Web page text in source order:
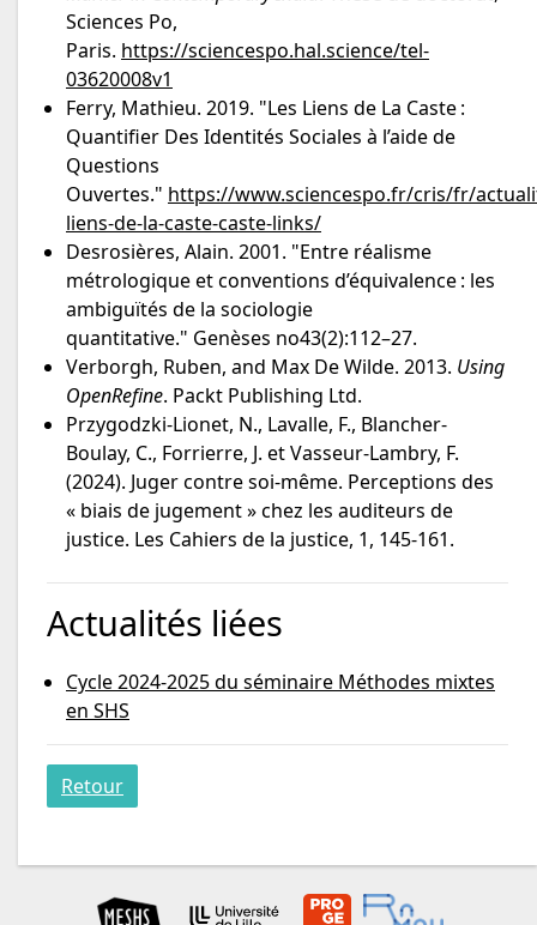
Sciences Po,
Paris. https://sciencespo.hal.science/tel-
03620008v1
Ferry, Mathieu. 2019. "Les Liens de La Caste :
Quantifier Des Identités Sociales à l’aide de
Questions
Ouvertes." https://www.sciencespo.fr/cris/fr/
liens-de-la-caste-caste-links/
Desrosières, Alain. 2001. "Entre réalisme
métrologique et conventions d’équivalence : les
ambiguïtés de la sociologie
quantitative." Genèses no43(2):112–27.
Verborgh, Ruben, and Max De Wilde. 2013. Using
OpenRefine. Packt Publishing Ltd.
Przygodzki-Lionet, N., Lavalle, F., Blancher-
Boulay, C., Forrierre, J. et Vasseur-Lambry, F.
(2024). Juger contre soi-même. Perceptions des
« biais de jugement » chez les auditeurs de
justice. Les Cahiers de la justice, 1, 145-161.
Actualités liées
Cycle 2024-2025 du séminaire Méthodes mixtes
en SHS
Retour